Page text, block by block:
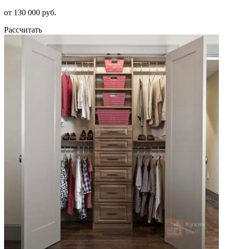
от 130 000 руб.
Рассчитать